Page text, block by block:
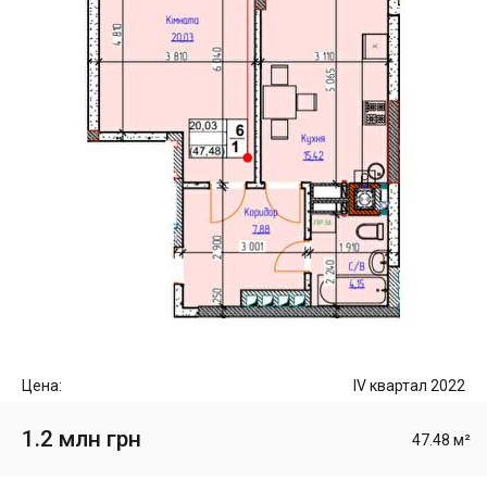
Цена: IV квартал 2022
1.2 млн грн 47.48 м²